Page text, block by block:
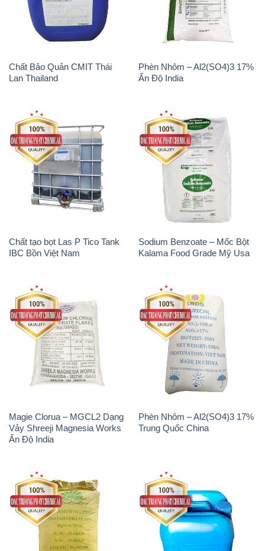
Chất Bảo Quản CMIT Thái
Lan Thailand
Phèn Nhôm – Al2(SO4)3 17%
Ấn Độ India
Chất tạo bọt Las P Tico Tank
IBC Bồn Việt Nam
Sodium Benzoate – Mốc Bột
Kalama Food Grade Mỹ Usa
Magie Clorua – MGCL2 Dạng
Vảy Shreeji Magnesia Works
Ấn Độ India
Phèn Nhôm – Al2(SO4)3 17%
Trung Quốc China